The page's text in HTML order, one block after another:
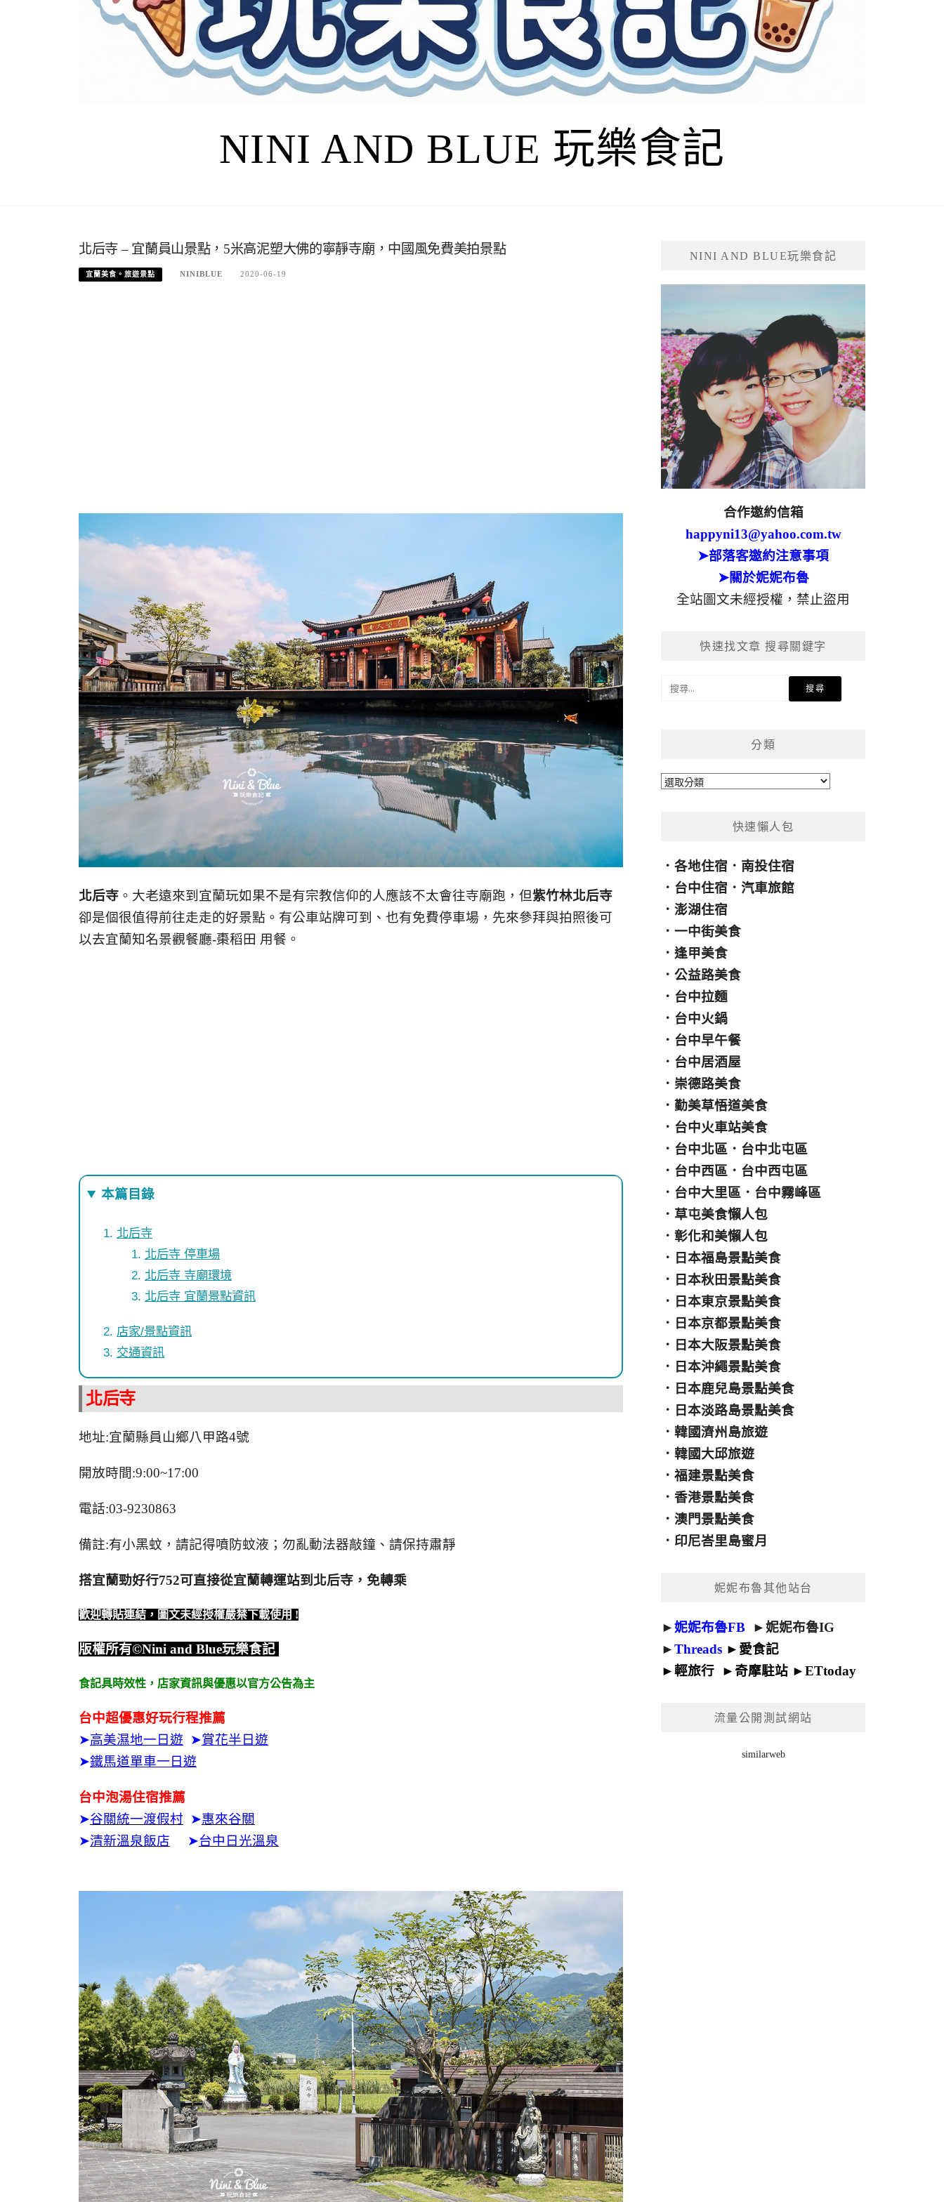
NINI AND BLUE 玩樂食記
北后寺 – 宜蘭員山景點，5米高泥塑大佛的寧靜寺廟，中國風免費美拍景點
宜蘭美食。旅遊景點 NINIBLUE 2020-06-19
北后寺 。大老遠來到宜蘭玩如果不是有宗教信仰的人應該不太會往寺廟跑，但紫竹林北后寺
卻是個很值得前往走走的好景點。有公車站牌可到、也有免費停車場，先來參拜與拍照後可
以去宜蘭知名景觀餐廳-棗稻田 用餐。
本篇目錄
北后寺
北后寺 停車場
北后寺 寺廟環境
北后寺 宜蘭景點資訊
店家/景點資訊
交通資訊
北后寺
地址:宜蘭縣員山鄉八甲路4號
開放時間:9:00~17:00
電話:03-9230863
備註:有小黑蚊，請記得噴防蚊液；勿亂動法器敲鐘、請保持肅靜
搭宜蘭勁好行752可直接從宜蘭轉運站到北后寺，免轉乘
歡迎轉貼連結，圖文未經授權嚴禁下載使用 !
版權所有©Nini and Blue玩樂食記
食記具時效性， 店家資訊與優惠以官方公告為主
台中超優惠好玩行程推薦
➤高美濕地一日遊 ➤賞花半日遊
➤鐵馬道單車一日遊
台中泡湯住宿推薦
➤谷關統一渡假村 ➤惠來谷關
➤清新溫泉飯店 ➤台中日光溫泉
NINI AND BLUE玩樂食記
合作邀約信箱
happyni13@yahoo.com.tw
➤部落客邀約注意事項
➤關於妮妮布魯
全站圖文未經授權，禁止盜用
快速找文章 搜尋關鍵字
分類
分
快速懶人包
．各地住宿 ． 南投住宿
． 台中住宿 ．汽車旅館
．澎湖住宿
．一中街美食
．逢甲美食
．公益路美食
． 台中拉麵
． 台中火鍋
． 台中早午餐
． 台中居酒屋
． 崇德路美食
．勤美草悟道美食
． 台中火車站美食
． 台中北區 ． 台中北屯區
． 台中西區 ． 台中西屯區
． 台中大里區 ． 台中霧峰區
． 草屯美食懶人包
．彰化和美懶人包
． 日本福島景點美食
． 日本秋田景點美食
． 日本東京景點美食
． 日本京都景點美食
． 日本大阪景點美食
． 日本沖繩景點美食
． 日本鹿兒島景點美食
． 日本淡路島景點美食
．韓國濟州島旅遊
．韓國大邱旅遊
．福建景點美食
．香港景點美食
．澳門景點美食
． 印尼峇里島蜜月
妮妮布魯其他站台
►妮妮布魯FB ►妮妮布魯IG
►Threads ► 愛食記
►輕旅行 ► 奇摩駐站 ►ETtoday
流量公開測試網站
similarweb